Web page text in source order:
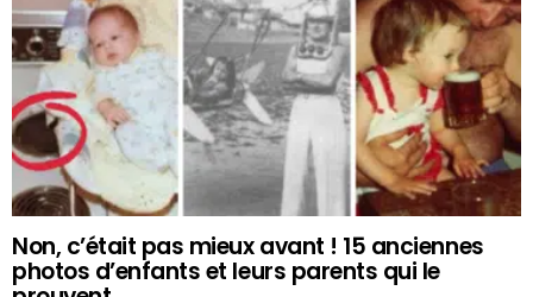
Non, c’était pas mieux avant ! 15 anciennes
photos d’enfants et leurs parents qui le